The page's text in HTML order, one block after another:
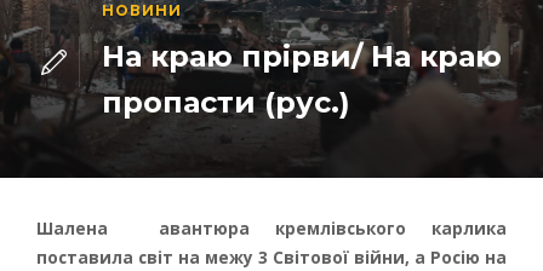
НОВИНИ
На краю прірви/ На краю
пропасти (рус.)
Шалена авантюра кремлівського карлика
поставила світ на межу 3 Світової війни, а Росію на